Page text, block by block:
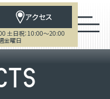
アクセス
土日祝：10:00～20:00
金曜日
TS